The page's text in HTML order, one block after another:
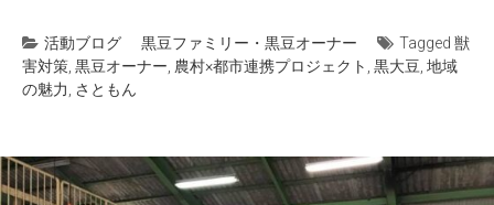
活動ブログ 黒豆ファミリー・黒豆オーナー Tagged 獣
害対策, 黒豆オーナー, 農村×都市連携プロジェクト , 黒大豆, 地域
の魅力, さともん